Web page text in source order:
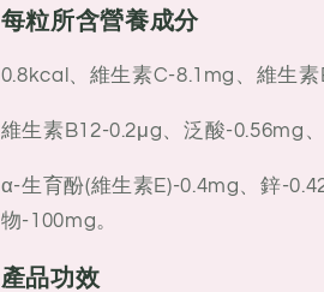
每粒所含營養成分
0.8kcal、維生素C-8.1mg、維生
維生素B12-0.2μg、泛酸-0.56mg
α-生育酚(維生素E)-0.4mg、鋅-
物-100mg。
產品功效